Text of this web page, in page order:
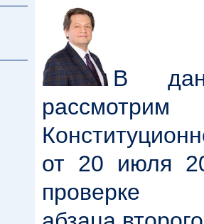
В
от 20 июля
проверке